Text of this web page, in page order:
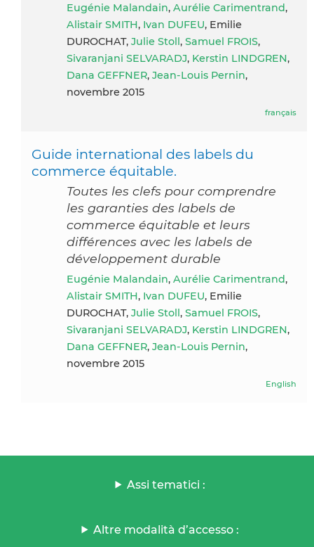
Eugénie Malandain, Aurélie Carimentrand,
Alistair SMITH, Ivan DUFEU, Emilie
DUROCHAT, Julie Stoll, Samuel FROIS,
Sivaranjani SELVARADJ, Kerstin LINDGREN,
Dana GEFFNER, Jean-Louis Pernin,
novembre 2015
français
Guide international des labels du
commerce équitable.
Toutes les clefs pour comprendre
les garanties des labels de
commerce équitable et leurs
différences avec les labels de
développement durable
Eugénie Malandain, Aurélie Carimentrand,
Alistair SMITH, Ivan DUFEU, Emilie
DUROCHAT, Julie Stoll, Samuel FROIS,
Sivaranjani SELVARADJ, Kerstin LINDGREN,
Dana GEFFNER, Jean-Louis Pernin,
novembre 2015
English
Assi tematici :
Altre modalità d’accesso :